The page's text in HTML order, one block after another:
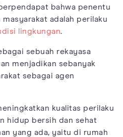
bahwa penentu
adalah perilaku
lingkungan.
sebuah rekayasa
menjadikan sebanyak
sebagai agen
kualitas perilaku
hidup bersih dan sehat
yang ada, yaitu di rumah